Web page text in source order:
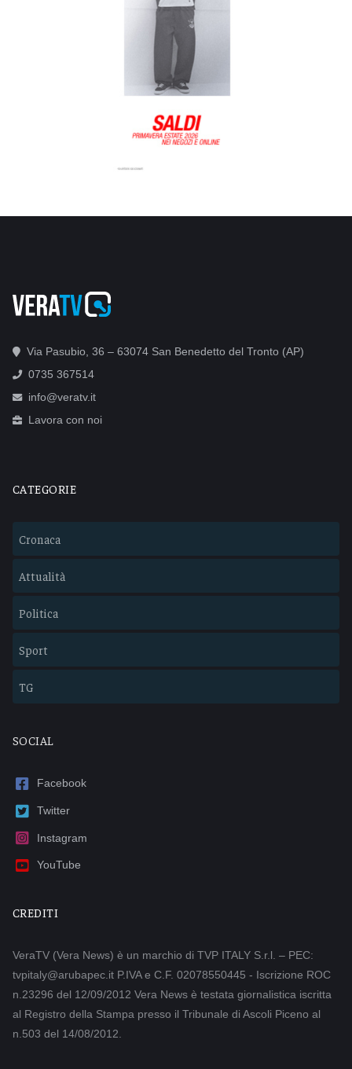
Via Pasubio, 36 – 63074 San Benedetto del Tronto (AP)
0735 367514
info@veratv.it
Lavora con noi
CATEGORIE
Cronaca
Attualità
Politica
Sport
TG
SOCIAL
Facebook
Twitter
Instagram
YouTube
CREDITI
VeraTV (Vera News) è un marchio di TVP ITALY S.r.l. – PEC:
tvpitaly@arubapec.it P.IVA e C.F. 02078550445 - Iscrizione ROC
n.23296 del 12/09/2012 Vera News è testata giornalistica iscritta
al Registro della Stampa presso il Tribunale di Ascoli Piceno al
n.503 del 14/08/2012.